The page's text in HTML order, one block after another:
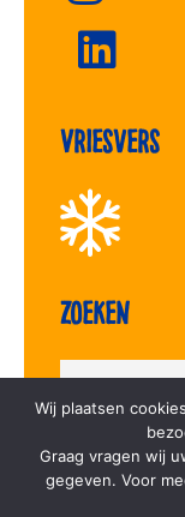
Vriesvers
Zoeken
Privacy
Wij plaatsen
Graag vragen wij
gegeven. Voor